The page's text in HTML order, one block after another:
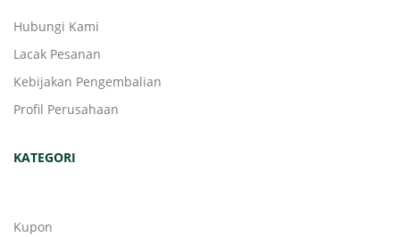
Hubungi Kami
Lacak Pesanan
Kebijakan Pengembalian
Profil Perusahaan
KATEGORI
Kupon